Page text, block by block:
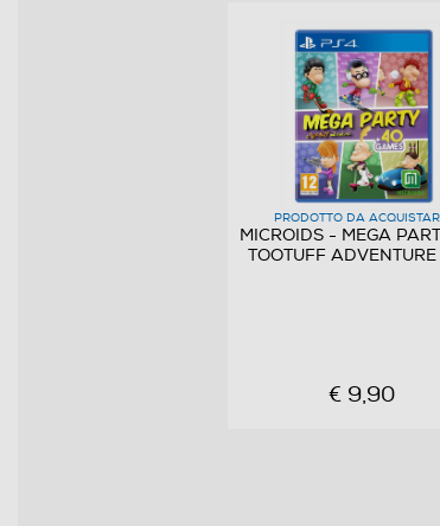
Informazioni sulla sicurezza del prodotto
PRODOTTO DA
MICROIDS - MEGA
TOOTUFF
€ 9,90